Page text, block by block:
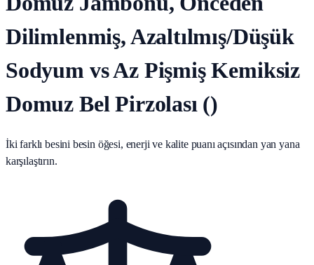
Dilimlenmiş, Azaltılmış/Düşük
Sodyum vs Az Pişmiş Kemiksiz
Domuz Bel Pirzolası ()
İki farklı besini besin öğesi, enerji ve kalite puanı açısından yan yana
karşılaştırın.